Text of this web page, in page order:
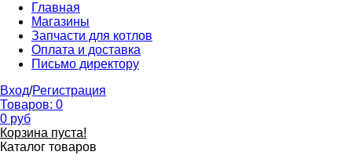
Главная
Магазины
Запчасти для котлов
Оплата и доставка
Письмо директору
Вход/Регистрация
Товаров: 0
0 руб
Корзина пуста!
Каталог товаров